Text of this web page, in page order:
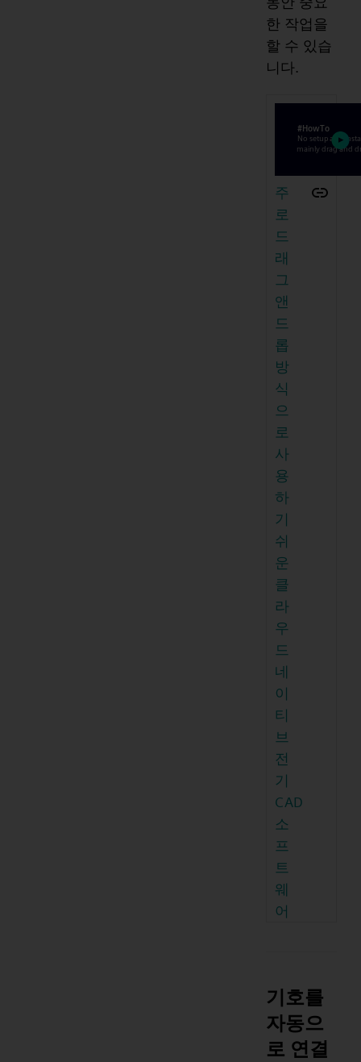
한 작업을
할 수 있습
니다.
주
로
드
래
그
앤
드
롭
방
식
으
로
사
용
하
기
쉬
운
클
라
우
드
네
이
티
브
전
기
CAD
소
프
트
웨
어
기호를
자동으
로 연결